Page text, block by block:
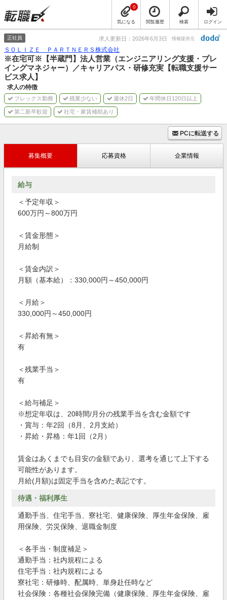
気になる
0
閲覧履歴 検索 ログイン
正社員 求人更新日：2026年6月3日 情報提供元
ＳＯＬＩＺＥ ＰＡＲＴＮＥＲＳ株式会社
※在宅可※【半蔵門】法人営業（エンジニアリング支援・プレ
イングマネジャー）／キャリアパス・研修充実【転職支援サー
ビス求人】
求人の特徴
フレックス勤務 残業少ない 週休2日 年間休日120日以上
第二新卒歓迎 社宅・家賃補助あり
PCに転送する
募集概要 応募資格 企業情報
給与
＜予定年収＞
600万円～800万円
＜賃金形態＞
月給制
＜賃金内訳＞
月額（基本給）：330,000円～450,000円
＜月給＞
330,000円～450,000円
＜昇給有無＞
有
＜残業手当＞
有
＜給与補足＞
※想定年収は、20時間/月分の残業手当を含む金額です
・賞与：年2回（8月、2月支給）
・昇給・昇格：年1回（2月）
賃金はあくまでも目安の金額であり、選考を通じて上下する
可能性があります。
月給(月額)は固定手当を含めた表記です。
待遇・福利厚生
通勤手当、住宅手当、寮社宅、健康保険、厚生年金保険、雇
用保険、労災保険、退職金制度
＜各手当・制度補足＞
通勤手当：社内規程による
住宅手当：社内規程による
寮社宅：研修時、配属時、単身赴任時など
社会保険：各種社会保険完備（健康保険、厚生年金保険、雇